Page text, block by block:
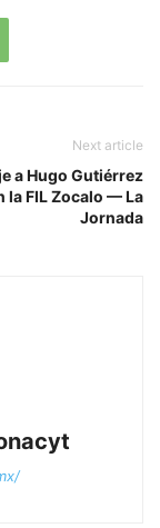
Next article
a Hugo Gutiérrez
la FIL Zocalo — La
Jornada